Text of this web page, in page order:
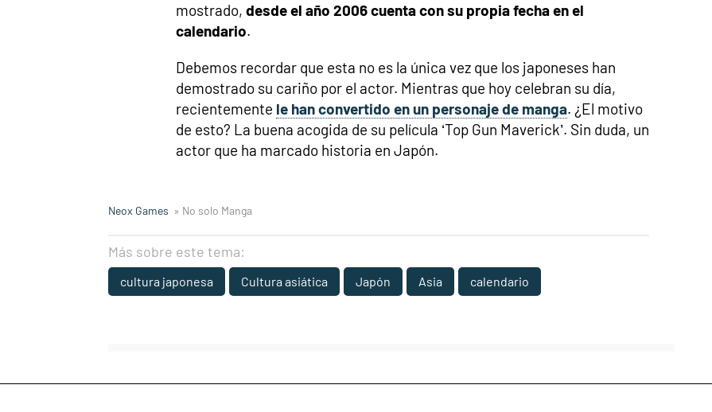
mostrado, desde el año 2006 cuenta con su propia fecha en el
calendario.
Debemos recordar que esta no es la única vez que los japoneses han
demostrado su cariño por el actor. Mientras que hoy celebran su día,
recientemente le han convertido en un personaje de manga. ¿El motivo
de esto? La buena acogida de su película ‘Top Gun Maverick’. Sin duda, un
actor que ha marcado historia en Japón.
Neox Games » No solo Manga
Más sobre este tema:
cultura japonesa Cultura asiática Japón Asia calendario